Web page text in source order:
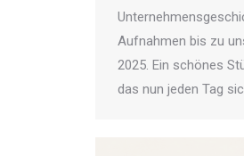
Aufnahmen bis zu
2025. Ein schönes
das nun jeden Tag